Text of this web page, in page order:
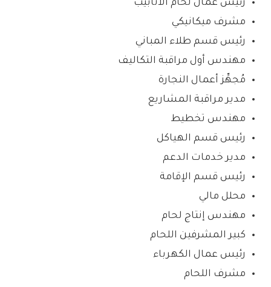
رئيس عمال لحام الأنابيب
مشرف ميكانيكي
رئيس قسم طلاء المباني
مهندس أول مراقبة التكاليف
مُجهِّز أعمال النجارة
مدير مراقبة المشاريع
مهندس تخطيط
رئيس قسم الهياكل
مدير خدمات الدعم
رئيس قسم الإقامة
محلل مالي
مهندس إنتاج لحام
كبير المشرفين اللحام
رئيس عمال الكهرباء
مشرف اللحام